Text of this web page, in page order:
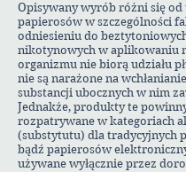
Opisywany wyrób różni się
papierosów w szczególności
odniesieniu do
nikotynowych w aplikowaniu
organizmu nie biorą udziału
nie są narażone na
substancji ubocznych w nim
Jednakże, produkty te
rozpatrywane w kategoriach
(substytutu) dla tradycyjnych
bądź papierosów
używane wyłącznie przez